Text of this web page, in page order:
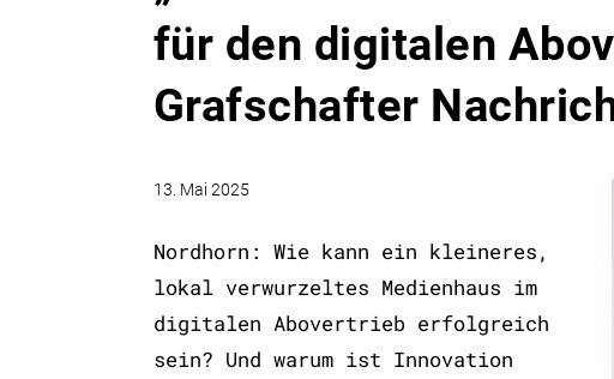
für den digitalen
Grafschafter
13. Mai 2025
Nordhorn: Wie kann ein kleineres,
lokal verwurzeltes Medienhaus im
digitalen Abovertrieb erfolgreich
sein? Und warum ist Innovation